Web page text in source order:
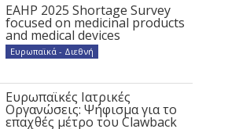
EAHP 2025 Shortage Survey
focused on medicinal products
and medical devices
Ευρωπαϊκά - Διεθνή
Ευρωπαϊκές Ιατρικές
Οργανώσεις: Ψήφισμα για το
επαχθές μέτρο του Clawback